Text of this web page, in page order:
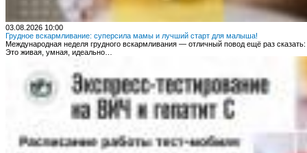
03.08.2026 10:00
Грудное вскармливание: суперсила мамы и лучший старт для малыша!
Международная неделя грудного вскармливания — отличный повод ещё раз
Это живая, умная, идеально…